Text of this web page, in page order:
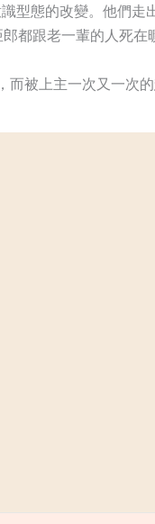
型態的改變。他們走
都跟老一輩的人死
被上主一次又一次的